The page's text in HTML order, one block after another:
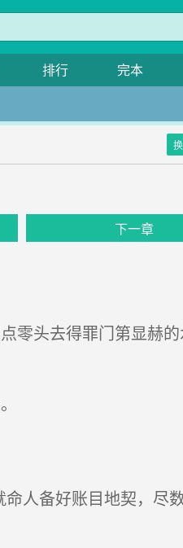
排行 完本
下一章
头去得罪门第显赫的
人备好账目地契，尽